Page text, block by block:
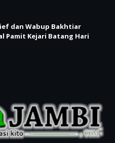
dan Wabup Bakhtiar
Pamit Kejari Batang Hari